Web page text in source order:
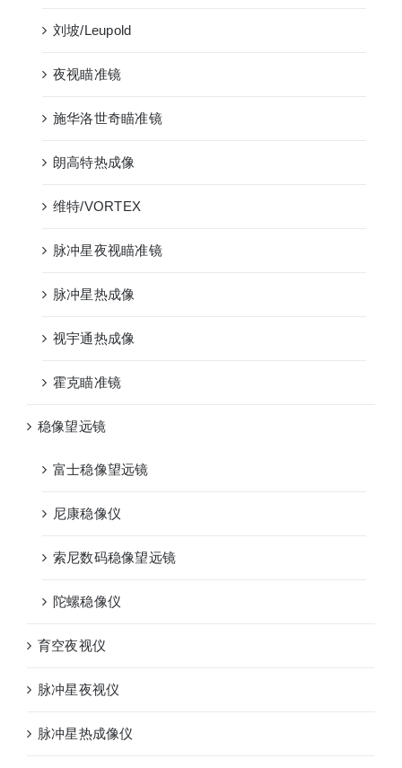
刘坡/Leupold
夜视瞄准镜
施华洛世奇瞄准镜
朗高特热成像
维特/VORTEX
脉冲星夜视瞄准镜
脉冲星热成像
视宇通热成像
霍克瞄准镜
稳像望远镜
富士稳像望远镜
尼康稳像仪
索尼数码稳像望远镜
陀螺稳像仪
育空夜视仪
脉冲星夜视仪
脉冲星热成像仪